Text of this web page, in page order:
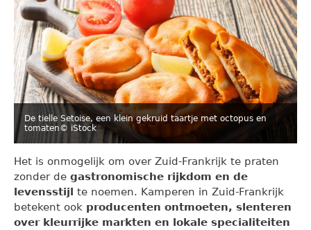
De tielle Setoise, een klein gekruid taartje met octopus en
tomaten© iStock
Het is onmogelijk om over Zuid-Frankrijk te praten
zonder de gastronomische rijkdom en de
levensstijl te noemen. Kamperen in Zuid-Frankrijk
betekent ook producenten ontmoeten, slenteren
over kleurrijke markten en lokale specialiteiten